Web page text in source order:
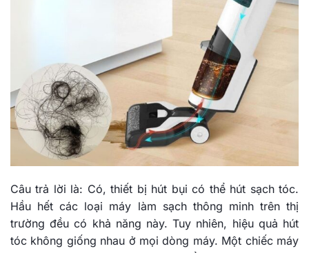
Câu trả lời là: Có, thiết bị hút bụi có thể hút sạch tóc.
Hầu hết các loại máy làm sạch thông minh trên thị
trường đều có khả năng này. Tuy nhiên, hiệu quả hút
tóc không giống nhau ở mọi dòng máy. Một chiếc máy